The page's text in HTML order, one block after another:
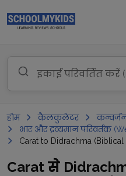
होम कैलकुलेटर
भार और द्रव्यमान परिवर्तक
Carat to Didrachma (Biblical
Carat से